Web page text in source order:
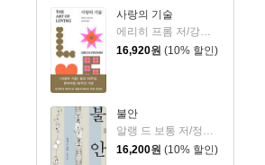
사랑의 기술
16,920원 (10% 할인)
불안
알랭 드 보통 저/정영목 역
16,200원 (10% 할인)